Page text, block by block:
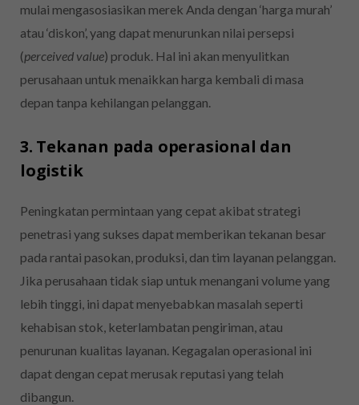
mulai mengasosiasikan merek Anda dengan ‘harga murah’
atau ‘diskon’, yang dapat menurunkan nilai persepsi
(perceived value) produk. Hal ini akan menyulitkan
perusahaan untuk menaikkan harga kembali di masa
depan tanpa kehilangan pelanggan.
3. Tekanan pada operasional dan
logistik
Peningkatan permintaan yang cepat akibat strategi
penetrasi yang sukses dapat memberikan tekanan besar
pada rantai pasokan, produksi, dan tim layanan pelanggan.
Jika perusahaan tidak siap untuk menangani volume yang
lebih tinggi, ini dapat menyebabkan masalah seperti
kehabisan stok, keterlambatan pengiriman, atau
penurunan kualitas layanan. Kegagalan operasional ini
dapat dengan cepat merusak reputasi yang telah
dibangun.